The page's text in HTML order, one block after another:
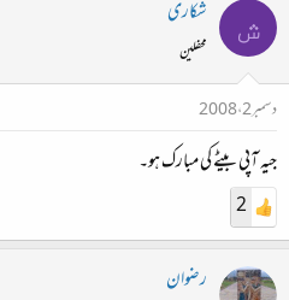
ش شکاری
محفلین
دسمبر 2، 2008
جیہ آپی بیٹے کی مبارک ہو۔
2
رضوان